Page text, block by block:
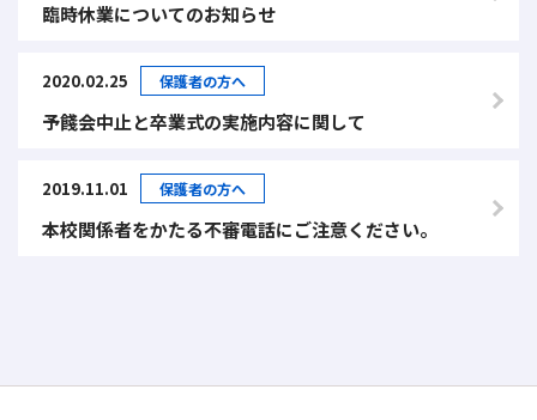
臨時休業についてのお知らせ
2020.02.25 保護者の方へ
予餞会中止と卒業式の実施内容に関して
2019.11.01 保護者の方へ
本校関係者をかたる不審電話にご注意ください。